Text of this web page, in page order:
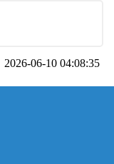
2026-06-10 04:08:35